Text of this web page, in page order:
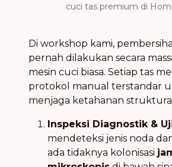
cuci tas premium di
Di workshop kami,
pernah dilakukan secara
mesin cuci biasa. Setiap tas
protokol manual terstandar
menjaga ketahanan
Inspeksi Diagnostik &
mendeteksi jenis noda
ada tidaknya kolonisasi